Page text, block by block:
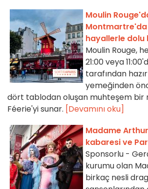
Moulin
hayallerle dolu
Moulin Rouge,
21:00 veya
tarafından
yemeğinden
dört tablodan oluşan muhteşem bir
Féerie'yi sunar. [Devamını oku]
Madame
kabaresi ve
Sponsorlu -
kurumu olan
birkaç nesli